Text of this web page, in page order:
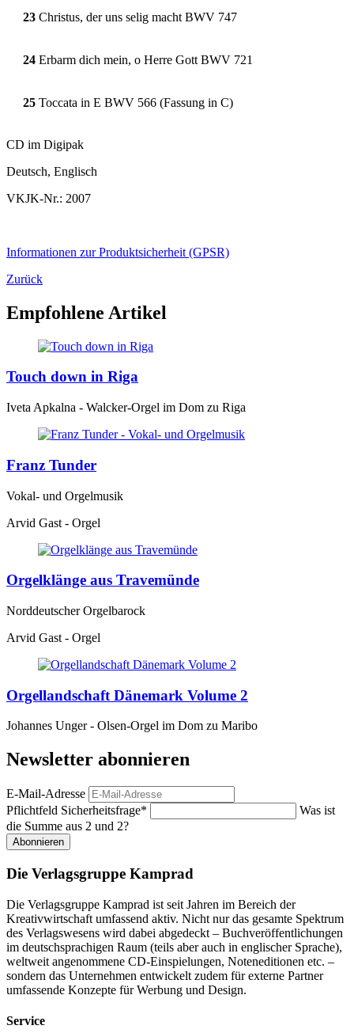
23 Christus, der uns selig macht BWV 747
24 Erbarm dich mein, o Herre Gott BWV 721
25 Toccata in E BWV 566 (Fassung in C)
CD im Digipak
Deutsch, Englisch
VKJK-Nr.: 2007
Informationen zur Produktsicherheit (GPSR)
Zurück
Empfohlene Artikel
Touch down in Riga
Iveta Apkalna - Walcker-Orgel im Dom zu Riga
Franz Tunder
Vokal- und Orgelmusik
Arvid Gast - Orgel
Orgelklänge aus Travemünde
Norddeutscher Orgelbarock
Arvid Gast - Orgel
Orgellandschaft Dänemark Volume 2
Johannes Unger - Olsen-Orgel im Dom zu Maribo
Newsletter abonnieren
E-Mail-Adresse
Pflichtfeld Sicherheitsfrage*
Was ist
die Summe aus 2 und 2?
Abonnieren
Die Verlagsgruppe Kamprad
Die Verlagsgruppe Kamprad ist seit Jahren im Bereich der
Kreativwirtschaft umfassend aktiv. Nicht nur das gesamte Spektrum
des Verlagswesens wird dabei abgedeckt – Buchveröffentlichungen
im deutschsprachigen Raum (teils aber auch in englischer Sprache),
weltweit angenommene CD-Einspielungen, Noteneditionen etc. –
sondern das Unternehmen entwickelt zudem für externe Partner
umfassende Konzepte für Werbung und Design.
Service